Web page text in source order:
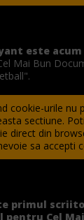
este
Mai Bun
cookie-urile nu
sectiune.
direct din
sa accepti
primul
pentru Cel